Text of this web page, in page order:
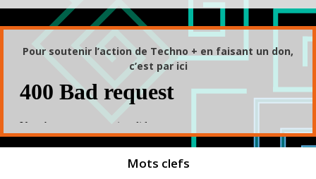
Pour soutenir l’action de Techno + en faisant un don,
c’est par ici
Mots clefs